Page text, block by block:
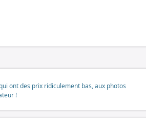
ont des prix ridiculement bas, aux photos
!